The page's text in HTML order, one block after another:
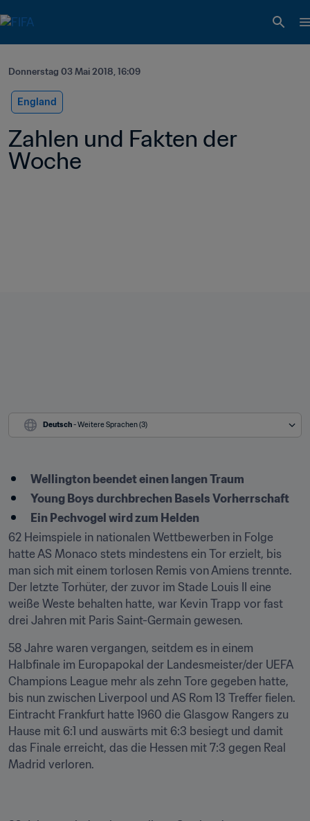
Donnerstag 03 Mai 2018, 16:09
England
Zahlen und Fakten der
Woche
Deutsch - Weitere Sprachen (3)
​Wellington beendet einen langen Traum
Young Boys durchbrechen Basels Vorherrschaft
Ein Pechvogel wird zum Helden
62 Heimspiele in nationalen Wettbewerben in Folge
hatte AS Monaco stets mindestens ein Tor erzielt, bis
man sich mit einem torlosen Remis von Amiens trennte.
Der letzte Torhüter, der zuvor im Stade Louis II eine
weiße Weste behalten hatte, war Kevin Trapp vor fast
drei Jahren mit Paris Saint-Germain gewesen.
58 Jahre waren vergangen, seitdem es in einem
Halbfinale im Europapokal der Landesmeister/der UEFA
Champions League mehr als zehn Tore gegeben hatte,
bis nun zwischen Liverpool und AS Rom 13 Treffer fielen.
Eintracht Frankfurt hatte 1960 die Glasgow Rangers zu
Hause mit 6:1 und auswärts mit 6:3 besiegt und damit
das Finale erreicht, das die Hessen mit 7:3 gegen Real
Madrid verloren.